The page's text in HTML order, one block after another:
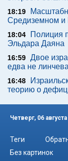
18:19
Средиземном и
18:04
Полиция
Эльдара Даяна
16:59 Двое
едва не
16:48
теорию о
Четверг, 06
Теги
Без картинок